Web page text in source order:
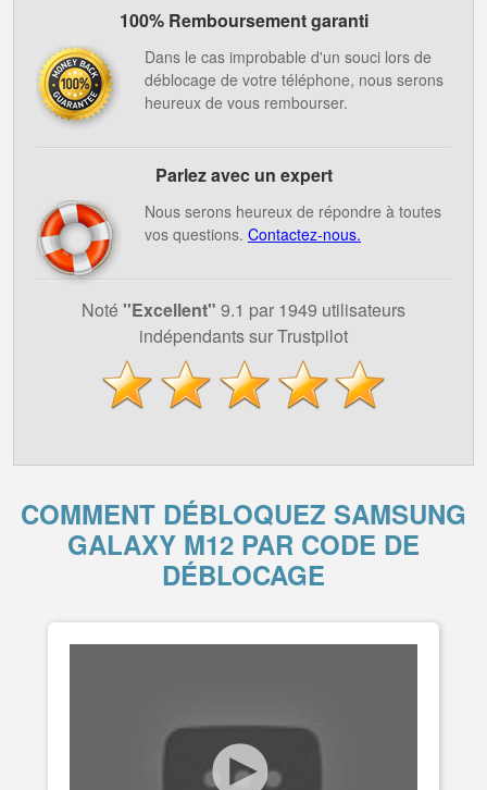
100% Remboursement garanti
Dans le cas improbable d'un souci lors de
déblocage de votre téléphone, nous serons
heureux de vous rembourser.
Parlez avec un expert
Nous serons heureux de répondre à toutes
vos questions. Contactez-nous.
Noté ''Excellent" 9.1 par 1949 utilisateurs
indépendants sur Trustpilot
COMMENT DÉBLOQUEZ SAMSUNG
GALAXY M12 PAR CODE DE
DÉBLOCAGE